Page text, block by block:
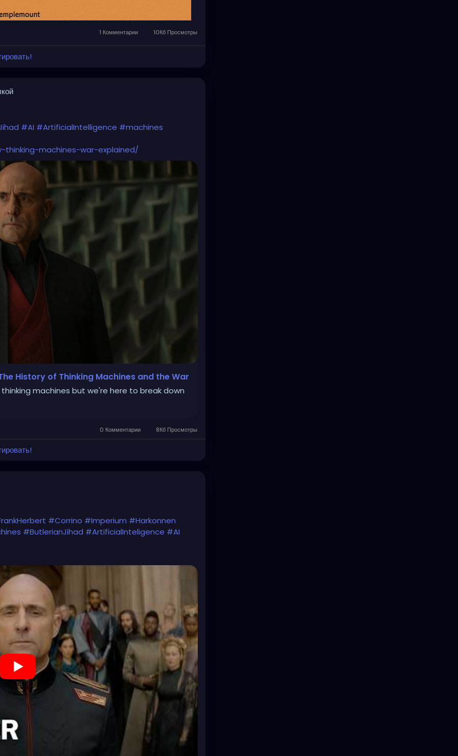
to repeat history.
1 Комментарии 10Кб Просмотры
#AI #ArtificialIntelligence #machines
machines-war-explained/
History of Thinking Machines and the War
machines but we're here to break down
0 Комментарии 8Кб Просмотры
#Corrino #Imperium #Harkonnen
#ButlerianJihad #ArtificialInteligence #AI